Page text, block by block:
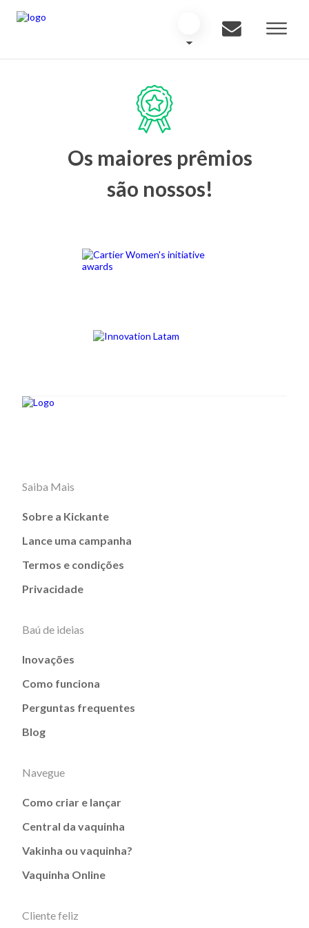
Os maiores prêmios
são nossos!
Saiba Mais
Sobre a Kickante
Lance uma campanha
Termos e condições
Privacidade
Baú de ideias
Inovações
Como funciona
Perguntas frequentes
Blog
Navegue
Como criar e lançar
Central da vaquinha
Vakinha ou vaquinha?
Vaquinha Online
Cliente feliz